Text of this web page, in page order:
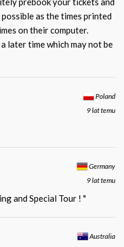
as the times printed
on their computer.
later time which may not be
Poland
9 lat temu
Germany
9 lat temu
and Special Tour ! "
Australia